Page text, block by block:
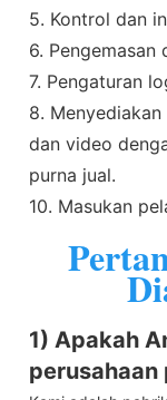
5. Kontrol dan
6. Pengemasan
7. Pengaturan
8.
dan video
purna jual.
10. Masukan
1) Apakah
perusahaan